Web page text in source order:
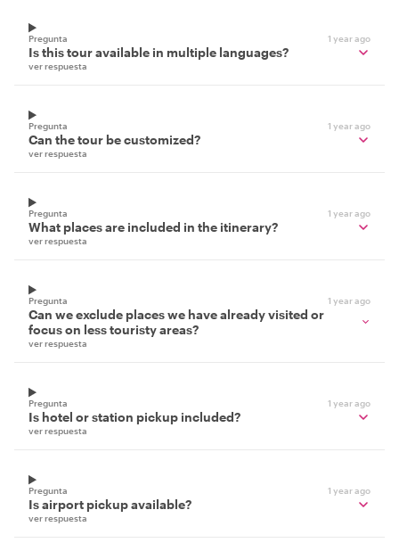
Pregunta 1 year ago
Is this tour available in multiple languages?
ver respuesta
Pregunta 1 year ago
Can the tour be customized?
ver respuesta
Pregunta 1 year ago
What places are included in the itinerary?
ver respuesta
Pregunta 1 year ago
Can we exclude places we have already visited or
focus on less touristy areas?
ver respuesta
Pregunta 1 year ago
Is hotel or station pickup included?
ver respuesta
Pregunta 1 year ago
Is airport pickup available?
ver respuesta